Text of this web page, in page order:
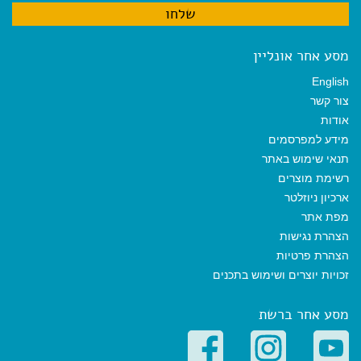
מסע אחר אונליין
English
צור קשר
אודות
מידע למפרסמים
תנאי שימוש באתר
רשימת מוצרים
ארכיון ניוזלטר
מפת אתר
הצהרת נגישות
הצהרת פרטיות
זכויות יוצרים ושימוש בתכנים
מסע אחר ברשת